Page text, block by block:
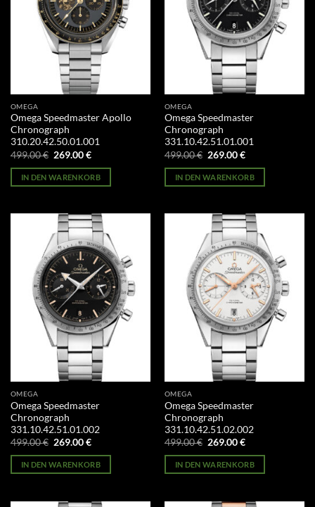
OMEGA
Omega Speedmaster Apollo
Chronograph
310.20.42.50.01.001
499.00€ Ursprünglicher
war:
499.00 €
269.00€Aktueller
ist:
269.00 €.
IN DEN WARENKORB
OMEGA
Omega Speedmaster
Chronograph
331.10.42.51.01.001
499.00€ Ursprünglicher
war:
499.00 €
269.00€Aktueller
ist:
269.00 €.
IN DEN WARENKORB
OMEGA
Omega Speedmaster
Chronograph
331.10.42.51.01.002
499.00€ Ursprünglicher
war:
499.00 €
269.00€Aktueller
ist:
269.00 €.
IN DEN WARENKORB
OMEGA
Omega Speedmaster
Chronograph
331.10.42.51.02.002
499.00€ Ursprünglicher
war:
499.00 €
269.00€Aktueller
ist:
269.00 €.
IN DEN WARENKORB